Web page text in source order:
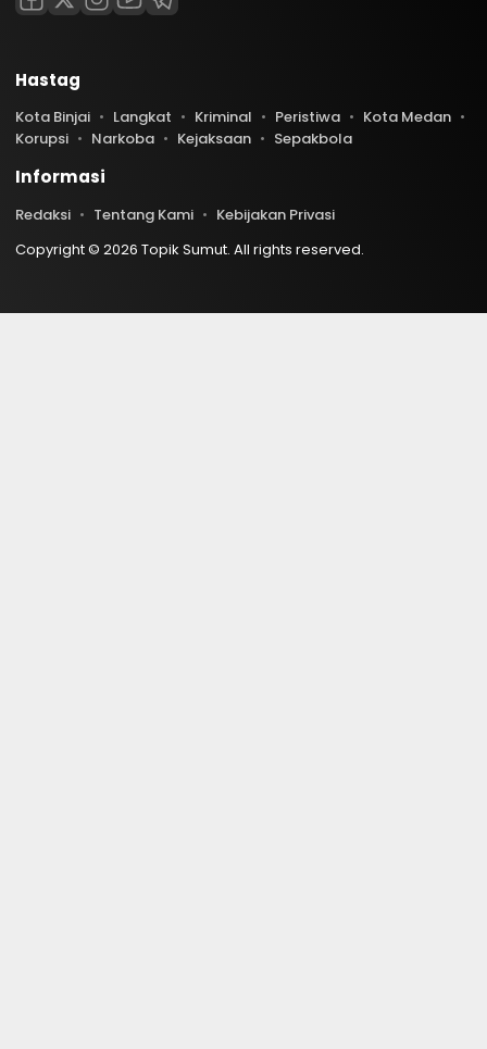
Hastag
Kota Binjai Langkat Kriminal Peristiwa
Kota Medan
Korupsi
Narkoba Kejaksaan Sepakbola
Informasi
Redaksi Tentang Kami
Kebijakan Privasi
Copyright © 2026 Topik Sumut. All rights reserved.